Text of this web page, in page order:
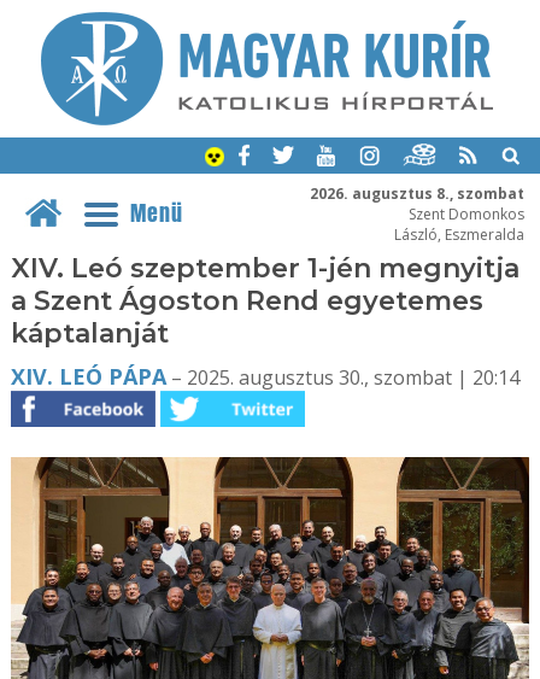
2026. augusztus 8., szombat
Szent Domonkos
László, Eszmeralda
Menü
XIV. Leó szeptember 1-jén megnyitja
a Szent Ágoston Rend egyetemes
káptalanját
XIV. LEÓ PÁPA– 2025. augusztus 30., szombat | 20:14